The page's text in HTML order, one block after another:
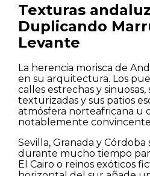
Texturas
Duplicando
Levante
La herencia morisca de
en su arquitectura. Los
calles estrechas y sinuosas,
texturizadas y sus patios
atmósfera norteafricana u
notablemente
Sevilla, Granada y
durante mucho tiempo
El Cairo o reinos exóticos